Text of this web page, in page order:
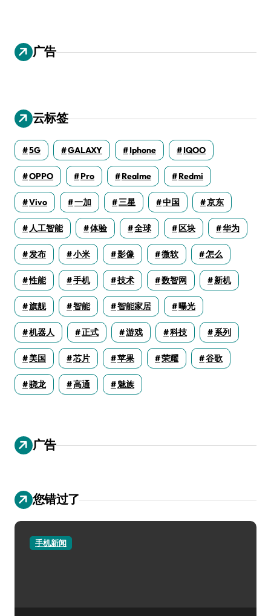
广告
云标签
5G GALAXY Iphone IQOO
OPPO Pro Realme Redmi
Vivo 一加 三星 中国 京东
人工智能 体验 全球 区块 华为
发布 小米 影像 微软 怎么
性能 手机 技术 数智网 新机
旗舰 智能 智能家居 曝光
机器人 正式 游戏 科技 系列
美国 芯片 苹果 荣耀 谷歌
骁龙 高通 魅族
广告
您错过了
手机新闻